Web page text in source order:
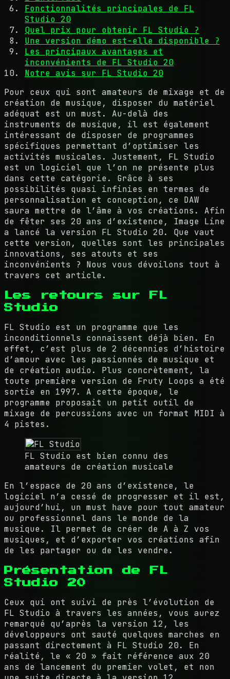
Fonctionnalités principales de FL
Studio 20
Quel prix pour obtenir FL Studio ?
Une version démo est-elle disponible ?
Les principaux avantages et
inconvénients de FL Studio 20
Notre avis sur FL Studio 20
Pour ceux qui sont amateurs de mixage et de
création de musique, disposer du matériel
adéquat est un must. Au-delà des
instruments de musique, il est également
intéressant de disposer de programmes
spécifiques permettant d’optimiser les
activités musicales. Justement, FL Studio
est un logiciel que l’on ne présente plus
dans cette catégorie. Grâce à ses
possibilités quasi infinies en termes de
personnalisation et conception, ce DAW
saura mettre de l’âme à vos créations. Afin
de fêter ses 20 ans d’existence, Image Line
a lancé la version FL Studio 20. Que vaut
cette version, quelles sont les principales
innovations, ses atouts et ses
inconvénients ? Nous vous dévoilons tout à
travers cet article.
Les retours sur FL
Studio
FL Studio est un programme que les
inconditionnels connaissent déjà bien. En
effet, c’est plus de 2 décennies d’histoire
d’amour avec les passionnés de musique et
de création audio. Plus concrètement, la
toute première version de Fruty Loops a été
sortie en 1997. A cette époque, le
programme proposait un petit outil de
mixage de percussions avec un format MIDI à
4 pistes.
FL Studio est bien connu des
amateurs de création musicale
En l’espace de 20 ans d’existence, le
logiciel n’a cessé de progresser et il est,
aujourd’hui, un must have pour tout amateur
ou professionnel dans le monde de la
musique. Il permet de créer de A à Z vos
musiques, et d’exporter vos créations afin
de les partager ou de les vendre.
Présentation de FL
Studio 20
Ceux qui ont suivi de près l’évolution de
FL Studio à travers les années, vous aurez
remarqué qu’après la version 12, les
développeurs ont sauté quelques marches en
passant directement à FL Studio 20. En
réalité, le « 20 » fait référence aux 20
ans de lancement du premier volet, et non